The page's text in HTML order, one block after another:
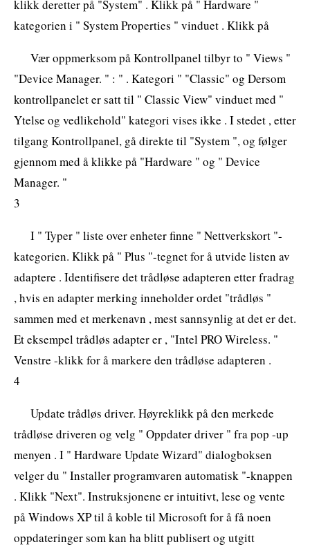
klikk deretter på "System" . Klikk på " Hardware "
kategorien i " System Properties " vinduet . Klikk på
Vær oppmerksom på Kontrollpanel tilbyr to " Views "
"Device Manager. " : " . Kategori " "Classic" og Dersom
kontrollpanelet er satt til " Classic View" vinduet med "
Ytelse og vedlikehold" kategori vises ikke . I stedet , etter
tilgang Kontrollpanel, gå direkte til "System ", og følger
gjennom med å klikke på "Hardware " og " Device
Manager. "
3
I " Typer " liste over enheter finne " Nettverkskort "-
kategorien. Klikk på " Plus "-tegnet for å utvide listen av
adaptere . Identifisere det trådløse adapteren etter fradrag
, hvis en adapter merking inneholder ordet "trådløs "
sammen med et merkenavn , mest sannsynlig at det er det.
Et eksempel trådløs adapter er , "Intel PRO Wireless. "
Venstre -klikk for å markere den trådløse adapteren .
4
Update trådløs driver. Høyreklikk på den merkede
trådløse driveren og velg " Oppdater driver " fra pop -up
menyen . I " Hardware Update Wizard" dialogboksen
velger du " Installer programvaren automatisk "-knappen
. Klikk "Next". Instruksjonene er intuitivt, lese og vente
på Windows XP til å koble til Microsoft for å få noen
oppdateringer som kan ha blitt publisert og utgitt